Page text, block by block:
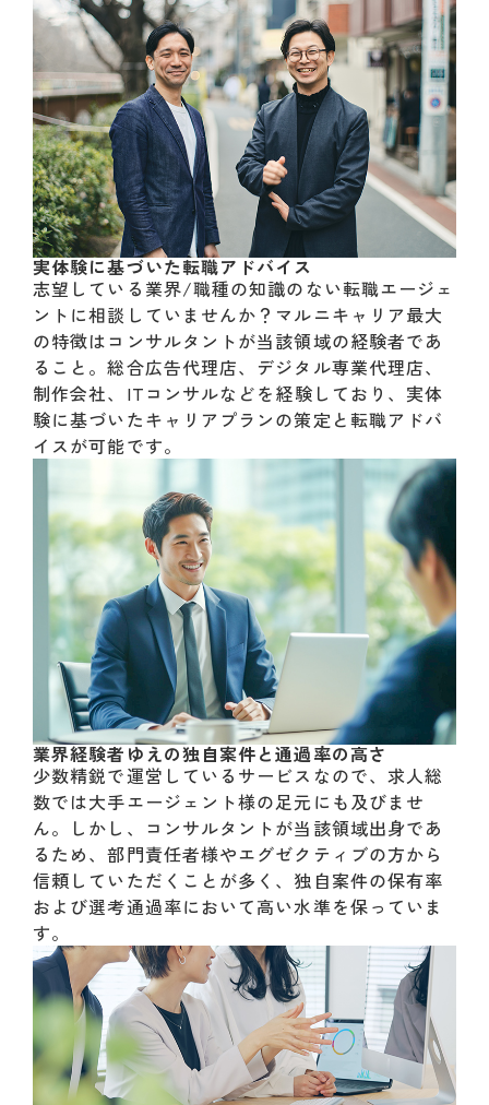
実体験に基づいた転職アドバイス
志望している業界/職種の知識のない転職エージェ
ントに相談していませんか？マルニキャリア最大
の特徴はコンサルタントが当該領域の経験者であ
ること。総合広告代理店、デジタル専業代理店、
制作会社、ITコンサルなどを経験しており、実体
験に基づいたキャリアプランの策定と転職アドバ
イスが可能です。
業界経験者ゆえの独自案件と通過率の高さ
少数精鋭で運営しているサービスなので、求人総
数では大手エージェント様の足元にも及びませ
ん。しかし、コンサルタントが当該領域出身であ
るため、部門責任者様やエグゼクティブの方から
信頼していただくことが多く、独自案件の保有率
および選考通過率において高い水準を保っていま
す。